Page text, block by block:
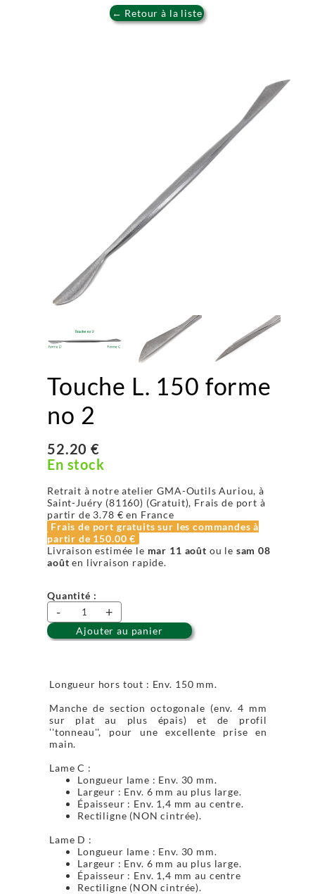
← Retour à la liste
Touche L. 150 forme
no 2
52.20 €
En stock
Retrait à notre atelier GMA-Outils Auriou, à
Saint-Juéry (81160) (Gratuit), Frais de port à
partir de 3.78 € en France
Frais de port gratuits sur les commandes à
partir de 150.00 €
Livraison estimée le mar 11 août ou le sam 08
août en livraison rapide.
Quantité :
- +
Ajouter au panier
Longueur hors tout : Env. 150 mm.
Manche de section octogonale (env. 4 mm
sur plat au plus épais) et de profil
''tonneau'', pour une excellente prise en
main.
Lame C :
Longueur lame : Env. 30 mm.
Largeur : Env. 6 mm au plus large.
Épaisseur : Env. 1,4 mm au centre.
Rectiligne (NON cintrée).
Lame D :
Longueur lame : Env. 30 mm.
Largeur : Env. 6 mm au plus large.
Épaisseur : Env. 1,4 mm au centre
Rectiligne (NON cintrée).